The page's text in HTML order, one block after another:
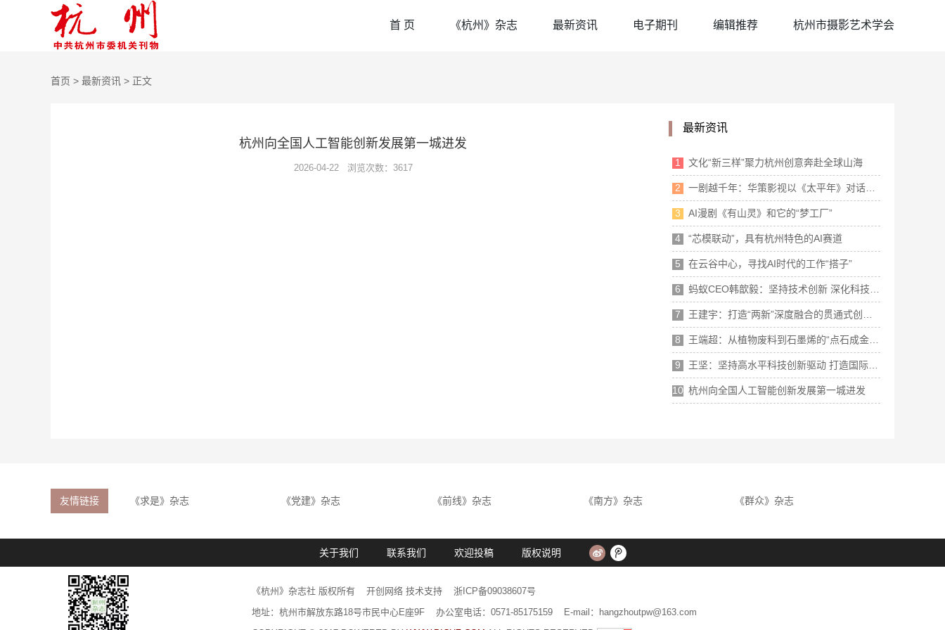
首 页 《杭州》杂志 最新资讯 电子期刊 编辑推荐 杭州市摄影艺术学会
首页 > 最新资讯 > 正文
杭州向全国人工智能创新发展第一城进发
2026-04-22 浏览次数：3617
最新资讯
1 文化“新三样”聚力杭州创意奔赴全球山海
2 一剧越千年：华策影视以《太平年》对话世界
3 AI漫剧《有山灵》和它的“梦工厂”
4 “芯模联动”，具有杭州特色的AI赛道
5 在云谷中心，寻找AI时代的工作“搭子”
6 蚂蚁CEO韩歆毅：坚持技术创新 深化科技普惠
7 王建宇：打造“两新”深度融合的贯通式创新生态
8 王端超：从植物废料到石墨烯的“点石成金”之路
9 王坚：坚持高水平科技创新驱动 打造国际领先的人工智能创新高地
10 杭州向全国人工智能创新发展第一城进发
友情链接 《求是》杂志 《党建》杂志 《前线》杂志 《南方》杂志 《群众》杂志
关于我们 联系我们 欢迎投稿 版权说明
《杭州》杂志社 版权所有 开创网络 技术支持 浙ICP备09038607号
地址：杭州市解放东路18号市民中心E座9F 办公室电话：0571-85175159 E-mail：hangzhoutpw@163.com